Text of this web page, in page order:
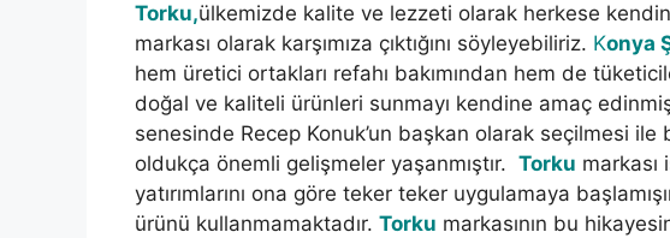
Torku,ülkemizde kalite ve lezzeti olarak herkese
markası olarak karşımıza çıktığını söyleyebiliriz. Konya
hem üretici ortakları refahı bakımından hem de
doğal ve kaliteli ürünleri sunmayı kendine amaç
senesinde Recep Konuk’un başkan olarak seçilmesi
oldukça önemli gelişmeler yaşanmıştır. Torku markası
yatırımlarını ona göre teker teker uygulamaya
ürünü kullanmamaktadır. Torku markasının bu